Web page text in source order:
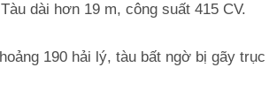
dài hơn 19 m, công suất 415 CV.
190 hải lý, tàu bất ngờ bị gãy trục